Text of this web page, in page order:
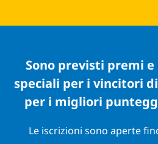
Sono previsti premi
speciali per i vincitori
per i migliori
Le iscrizioni sono aperte